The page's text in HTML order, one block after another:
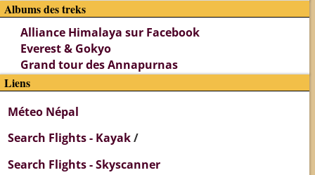
Albums des treks
Alliance Himalaya sur Facebook
Everest & Gokyo
Grand tour des Annapurnas
Liens
Méteo Népal
Search Flights - Kayak/
Search Flights - Skyscanner